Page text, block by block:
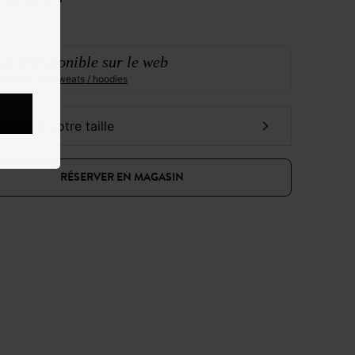
indisponible sur le web
des sweats / hoodies
votre taille
RÉSERVER EN MAGASIN